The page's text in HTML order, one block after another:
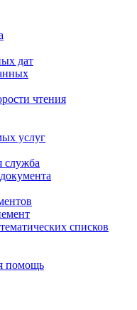
дат
чтения
услуг
служба
списков
помощь